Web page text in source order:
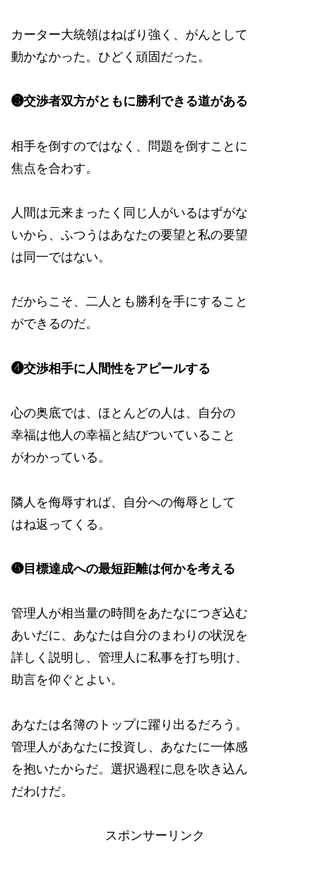
カーター大統領はねばり強く、がんとして
動かなかった。ひどく頑固だった。
❸交渉者双方がともに勝利できる道がある
相手を倒すのではなく、問題を倒すことに
焦点を合わす。
人間は元来まったく同じ人がいるはずがな
いから、ふつうはあなたの要望と私の要望
は同一ではない。
だからこそ、二人とも勝利を手にすること
ができるのだ。
❹交渉相手に人間性をアピールする
心の奥底では、ほとんどの人は、自分の
幸福は他人の幸福と結びついていること
がわかっている。
隣人を侮辱すれば、自分への侮辱として
はね返ってくる。
❺目標達成への最短距離は何かを考える
管理人が相当量の時間をあたなにつぎ込む
あいだに、あなたは自分のまわりの状況を
詳しく説明し、管理人に私事を打ち明け、
助言を仰ぐとよい。
あなたは名簿のトップに躍り出るだろう。
管理人があなたに投資し、あなたに一体感
を抱いたからだ。選択過程に息を吹き込ん
だわけだ。
スポンサーリンク